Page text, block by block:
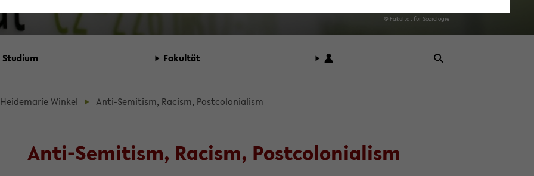
Stu­di­um Fa­kul­tät
Win­kel Anti-​Semitism, Ra­cism, Post­co­lo­nia­lism
© Fa­kul­tät für So­zio­lo­gie
Anti-​Semitism, Ra­cism, Post­co­lo­nia­lism